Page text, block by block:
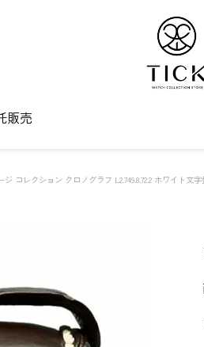
販売
ジ コレクション クロノグラフ L2.749.8.72.2 ホワイト文